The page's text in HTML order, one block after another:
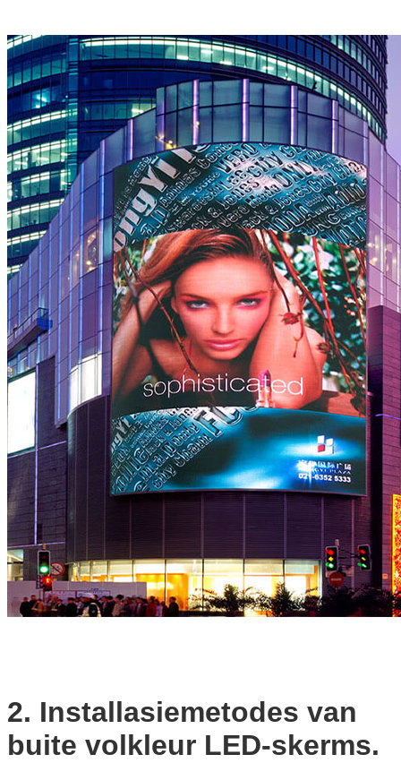
2. Installasiemetodes van
buite volkleur LED-skerms.